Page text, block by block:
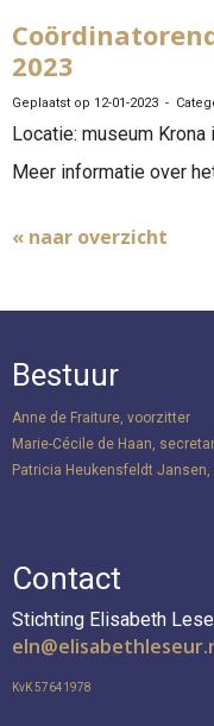
2023
Geplaatst op 12-01-2023 -
Locatie: museum Krona
Meer informatie over
« naar overzicht
Bestuur
Anne de Fraiture, voorzitter
Marie-Cécile de Haan,
Patricia Heukensfeldt
Contact
Stichting Elisabeth
nle
KvK 57641978